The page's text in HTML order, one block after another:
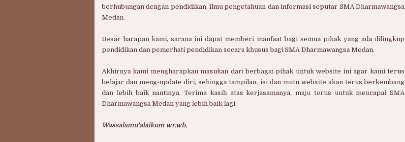
berhubungan dengan pendidikan, ilmu pengetahuan dan informasi seputar SMA Dharmawangsa
Medan.
Besar harapan kami, sarana ini dapat memberi manfaat bagi semua pihak yang ada dilingkup
pendidikan dan pemerhati pendidikan secara khusus bagi SMA Dharmawangsa Medan.
Akhirnya kami mengharapkan masukan dari berbagai pihak untuk website ini agar kami terus
belajar dan meng-update diri, sehingga tampilan, isi dan mutu website akan terus berkembang
dan lebih baik nantinya. Terima kasih atas kerjasamanya, maju terus untuk mencapai SMA
Dharmawangsa Medan yang lebih baik lagi.
Wassalamu'alaikum wr.wb.